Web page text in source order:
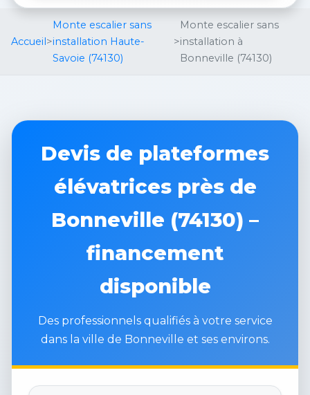
Accueil >
Monte escalier sans
installation Haute-
Savoie (74130)
>
Monte escalier sans
installation à
Bonneville (74130)
Devis de plateformes
élévatrices près de
Bonneville (74130) –
financement
disponible
Des professionnels qualifiés à votre service
dans la ville de Bonneville et ses environs.